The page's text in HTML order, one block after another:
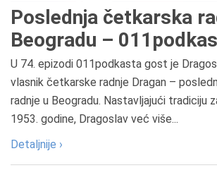
Poslednja četkarska
Beogradu –
U 74. epizodi 011podkasta gost je
vlasnik četkarske radnje Dragan –
radnje u Beogradu. Nastavljajući tradiciju
1953. godine, Dragoslav već više...
Detaljnije ›